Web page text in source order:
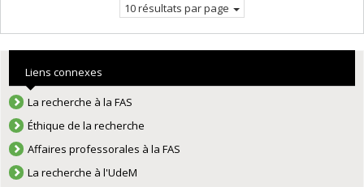
10 résultats par page
Liens connexes
La recherche à la FAS
Éthique de la recherche
Affaires professorales à la FAS
La recherche à l'UdeM